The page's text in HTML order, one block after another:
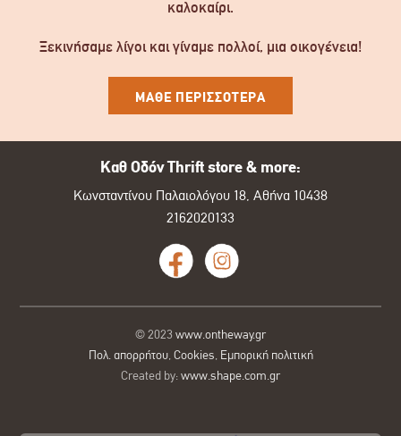
καλοκαίρι.
Ξεκινήσαμε λίγοι και γίναμε πολλοί, μια οικογένεια!
ΜΑΘΕ ΠΕΡΙΣΣΟΤΕΡΑ
Καθ Οδόν Thrift store & more:
Κωνσταντίνου Παλαιολόγου 18, Αθήνα 10438
2162020133
© 2023 www.ontheway.gr
Πολ. απορρήτου,Cookies, Εμπορική πολιτική
Created by:www.shape.com.gr